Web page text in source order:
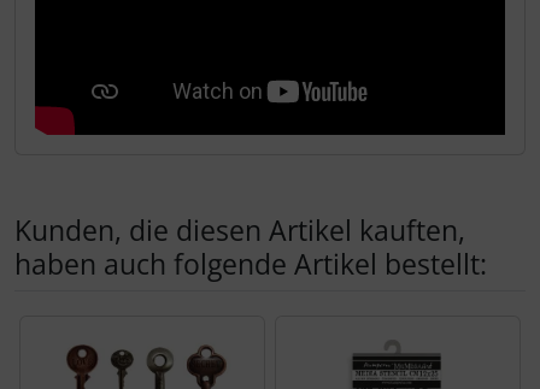
Kunden, die diesen Artikel kauften,
haben auch folgende Artikel bestellt: